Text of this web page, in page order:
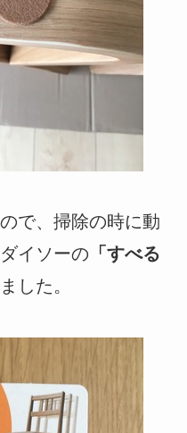
で、掃除の時に動
イソーの 「すべる
した。